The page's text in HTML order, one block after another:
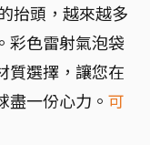
抬頭，越來越多
彩色雷射氣泡袋
質選擇，讓您在
盡一份心力。 可